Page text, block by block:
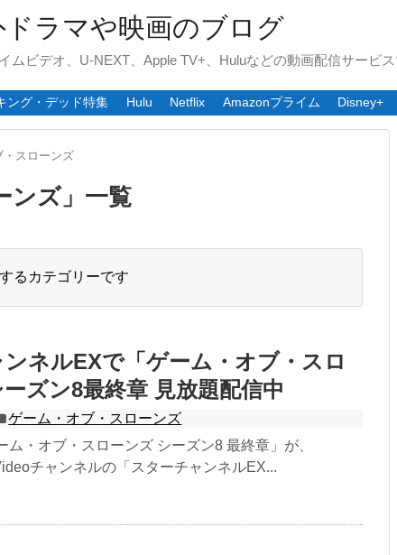
ラマや映画のブログ
ムビデオ、U-NEXT、Apple TV+、Huluなどの動画配信サービ
ング・デッド特集 Hulu Netflix Amazonプライム Disney+
・スローンズ
ンズ」 一覧
るカテゴリーです
ネルEXで「ゲーム・オブ・スロ
ズン8最終章 見放題配信中
ゲーム・オブ・スローンズ
ム・オブ・スローンズ シーズン8 最終章」が、
チャンネルの「スターチャンネルEX...